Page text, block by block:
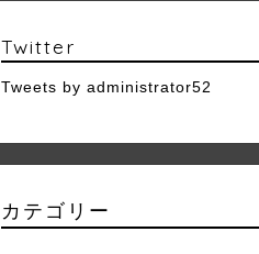
Twitter
Tweets by administrator52
カテゴリー